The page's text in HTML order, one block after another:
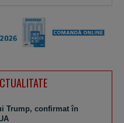
Trump, confirmat în